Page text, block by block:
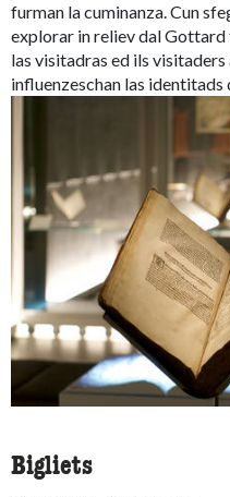
furman la cuminanza. Cun
explorar in reliev dal
las visitadras ed ils
influenzeschan las identitads
Bigliets